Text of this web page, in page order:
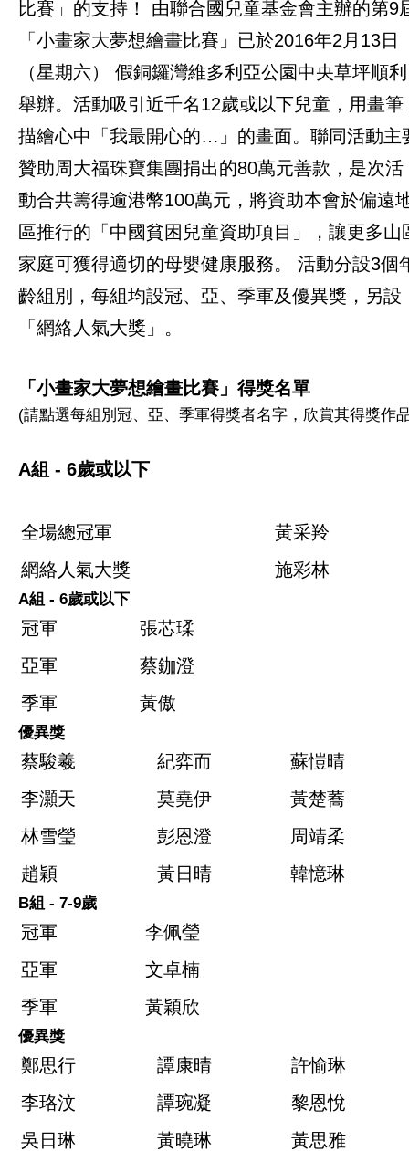
比賽」的支持！ 由聯合國兒童基金會主辦的第9
「小畫家大夢想繪畫比賽」已於2016年2月13日
（星期六） 假銅鑼灣維多利亞公園中央草坪順利
舉辦。活動吸引近千名12歲或以下兒童，用畫筆
描繪心中「我最開心的…」的畫面。聯同活動主
贊助周大福珠寶集團捐出的80萬元善款，是次活
動合共籌得逾港幣100萬元，將資助本會於偏遠
區推行的「中國貧困兒童資助項目」，讓更多山
家庭可獲得適切的母嬰健康服務。 活動分設3個
齡組別，每組均設冠、亞、季軍及優異獎，另設
「網絡人氣大獎」。
「小畫家大夢想繪畫比賽」得獎名單
(請點選每組別冠、亞、季軍得獎者名字，欣賞其得獎作
A組 - 6歲或以下
全場總冠軍
黃采羚
網絡人氣大獎
施彩林
A組 - 6歲或以下
冠軍
張芯瑈
亞軍
蔡鉫澄
季軍
黃傲
優異獎
蔡駿羲 紀弈而
蘇愷晴
李灝天
莫堯伊
黃楚蕎
林雪瑩
彭恩澄
周靖柔
趙穎
黃日晴 韓憶琳
B組 - 7-9歲
冠軍
李佩瑩
亞軍
文卓楠
季軍
黃穎欣
優異獎
鄭思行 譚康晴
許愉琳
李珞汶
譚琬凝
黎恩悅
吳日琳
黃曉琳
黃思雅